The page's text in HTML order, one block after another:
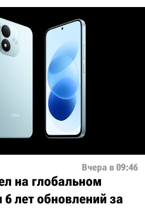
Вчера в 09:46
на глобальном
6 лет обновлений за